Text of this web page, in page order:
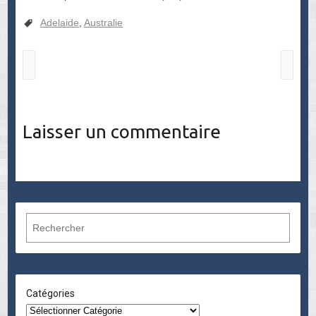
Adelaide, Australie
Laisser un commentaire
c
h
e
r
Catégories